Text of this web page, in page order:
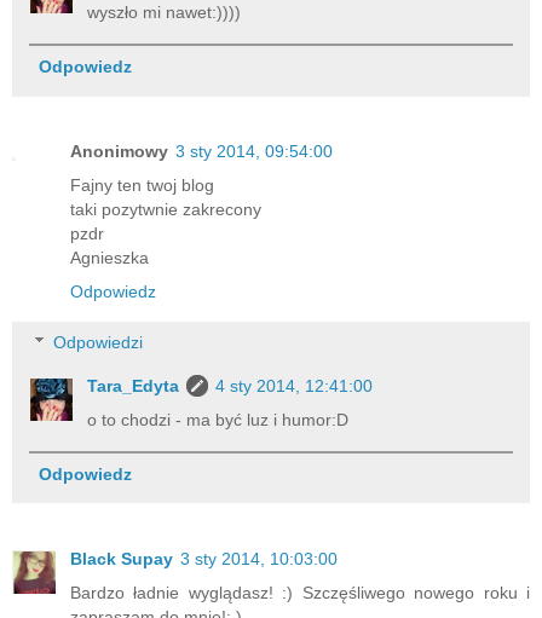
wyszło mi nawet:))))
Odpowiedz
Anonimowy 3 sty 2014, 09:54:00
Fajny ten twoj blog
taki pozytwnie zakrecony
pzdr
Agnieszka
Odpowiedz
Odpowiedzi
Tara_Edyta
4 sty 2014, 12:41:00
o to chodzi - ma być luz i humor:D
Odpowiedz
Black Supay 3 sty 2014, 10:03:00
Bardzo ładnie wyglądasz! :) Szczęśliwego nowego roku i